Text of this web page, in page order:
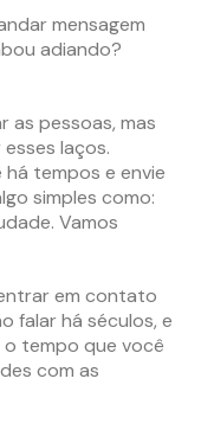
mensagem
adiando?
as pessoas, mas
laços.
há tempos e envie
simples como:
Vamos
em contato
falar há séculos, e
o tempo que você
com as